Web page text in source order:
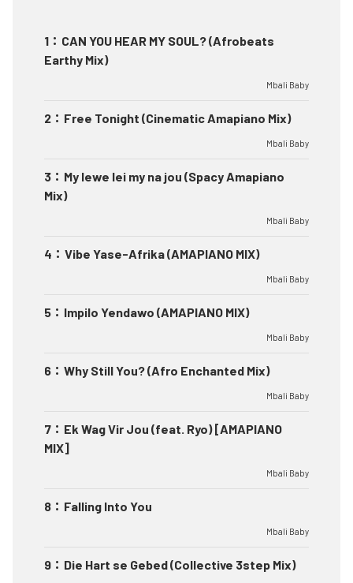
1 ： CAN YOU HEAR MY SOUL? (Afrobeats
Earthy Mix)
Mbali Baby
2 ： Free Tonight (Cinematic Amapiano Mix)
Mbali Baby
3 ： My lewe lei my na jou (Spacy Amapiano
Mix)
Mbali Baby
4 ： Vibe Yase-Afrika (AMAPIANO MIX)
Mbali Baby
5 ： Impilo Yendawo (AMAPIANO MIX)
Mbali Baby
6 ： Why Still You? (Afro Enchanted Mix)
Mbali Baby
7 ： Ek Wag Vir Jou (feat. Ryo) [AMAPIANO
MIX]
Mbali Baby
8 ： Falling Into You
Mbali Baby
9 ： Die Hart se Gebed (Collective 3step Mix)